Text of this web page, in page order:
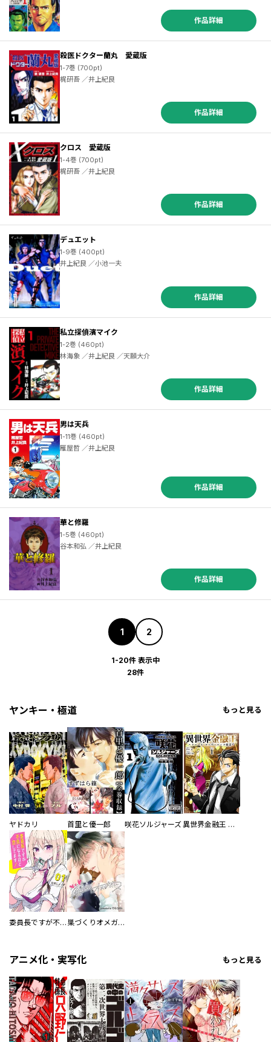
作品詳細
殺医ドクター蘭丸 愛蔵版
1-7巻 (700pt)
梶研吾 ／井上紀良
作品詳細
クロス 愛蔵版
1-4巻 (700pt)
梶研吾 ／井上紀良
作品詳細
デュエット
1-9巻 (400pt)
井上紀良 ／小池一夫
作品詳細
私立探偵濱マイク
1-2巻 (460pt)
林海象 ／井上紀良 ／天願大介
作品詳細
男は天兵
1-11巻 (460pt)
雁屋哲 ／井上紀良
作品詳細
華と修羅
1-5巻 (460pt)
谷本和弘 ／井上紀良
作品詳細
1 2
1-20件 表示中
28件
ヤンキー・極道 もっと見る
ヤドカリ 首里と優一郎 咲花ソルジャーズ 異世界金融王 ～クローネ・ゴルディオンの覇道～
委員長ですが不良になるほど恋してます！ 巣づくりオメガバース
アニメ化・実写化 もっと見る